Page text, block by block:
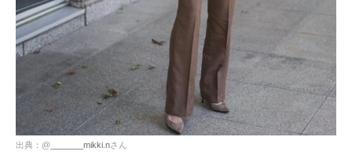
出典：@ _______mikki.nさん